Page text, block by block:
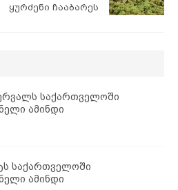
ყურძენი ჩააბარეს
საქართველოში
ამინდი
საქართველოში
ამინდი